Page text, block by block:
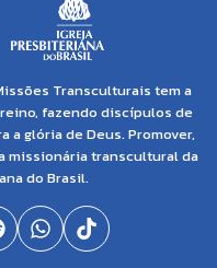
Transculturais tem a
fazendo discípulos de
a glória de Deus. Promover,
missionária transcultural da
do Brasil.